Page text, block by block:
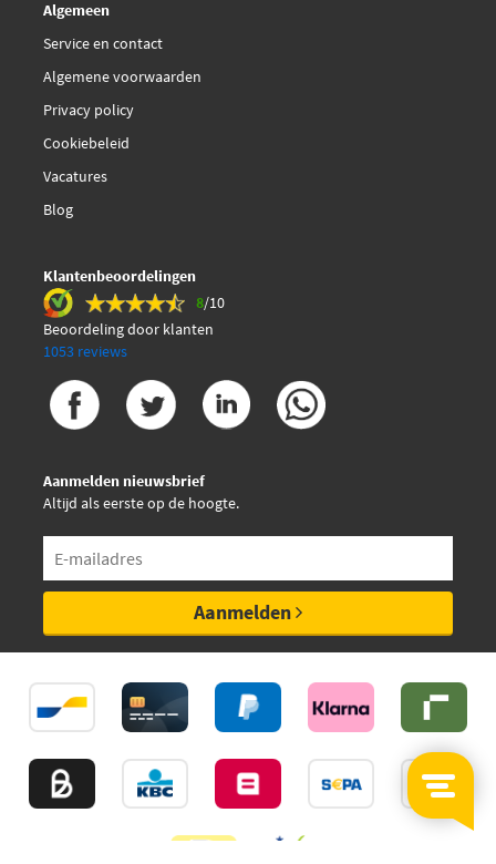
Algemeen
Service en contact
Algemene voorwaarden
Privacy policy
Cookiebeleid
Vacatures
Blog
Klantenbeoordelingen
8/10
Beoordeling door klanten
1053 reviews
Aanmelden nieuwsbrief
Altijd als eerste op de hoogte.
Aanmelden